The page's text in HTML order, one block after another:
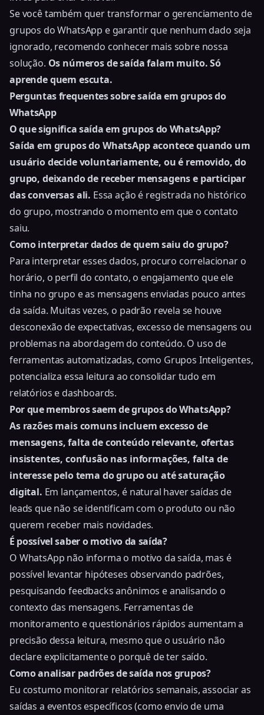
Se você também quer transformar o gerenciamento de
grupos do WhatsApp e garantir que nenhum dado seja
ignorado, recomendo conhecer mais sobre nossa
solução. Os números de saída falam muito. Só
aprende quem escuta.
Perguntas frequentes sobre saída em grupos do
WhatsApp
O que significa saída em grupos do WhatsApp?
Saída em grupos do WhatsApp acontece quando um
usuário decide voluntariamente, ou é removido, do
grupo, deixando de receber mensagens e participar
das conversas ali. Essa ação é registrada no histórico
do grupo, mostrando o momento em que o contato
saiu.
Como interpretar dados de quem saiu do grupo?
Para interpretar esses dados, procuro correlacionar o
horário, o perfil do contato, o engajamento que ele
tinha no grupo e as mensagens enviadas pouco antes
da saída. Muitas vezes, o padrão revela se houve
desconexão de expectativas, excesso de mensagens ou
problemas na abordagem do conteúdo. O uso de
ferramentas automatizadas, como Grupos Inteligentes,
potencializa essa leitura ao consolidar tudo em
relatórios e dashboards.
Por que membros saem de grupos do WhatsApp?
As razões mais comuns incluem excesso de
mensagens, falta de conteúdo relevante, ofertas
insistentes, confusão nas informações, falta de
interesse pelo tema do grupo ou até saturação
digital. Em lançamentos, é natural haver saídas de
leads que não se identificam com o produto ou não
querem receber mais novidades.
É possível saber o motivo da saída?
O WhatsApp não informa o motivo da saída, mas é
possível levantar hipóteses observando padrões,
pesquisando feedbacks anônimos e analisando o
contexto das mensagens. Ferramentas de
monitoramento e questionários rápidos aumentam a
precisão dessa leitura, mesmo que o usuário não
declare explicitamente o porquê de ter saído.
Como analisar padrões de saída nos grupos?
Eu costumo monitorar relatórios semanais, associar as
saídas a eventos específicos (como envio de uma